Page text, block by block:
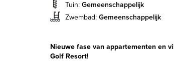
Tuin: Gemeenschappelijk
Zwembad: Gemeenschappelijk
Nieuwe fase van appartementen en
Golf Resort!